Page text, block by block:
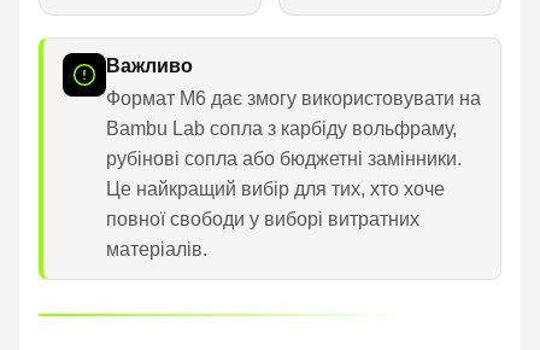
Важливо
Формат M6 дає змогу використовувати на
Bambu Lab сопла з карбіду вольфраму,
рубінові сопла або бюджетні замінники.
Це найкращий вибір для тих, хто хоче
повної свободи у виборі витратних
матеріалів.